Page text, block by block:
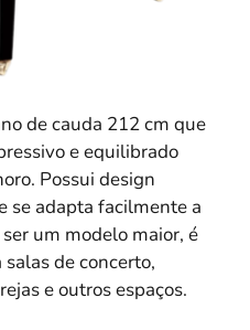
de cauda 212 cm que
e equilibrado
Possui design
se adapta facilmente a
um modelo maior, é
de concerto,
e outros espaços.